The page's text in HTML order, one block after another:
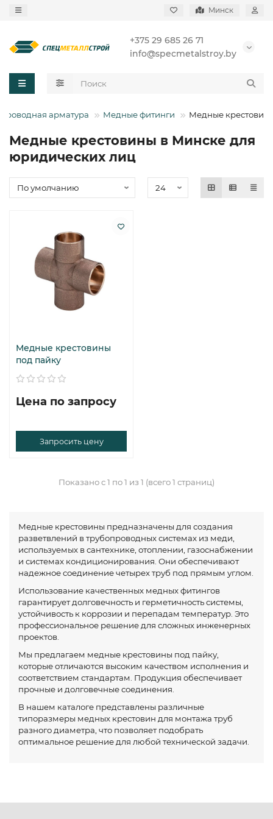
Минск
+375 29 685 26 71
info@specmetalstroy.by
арматура Медные фитинги Медные
Медные крестовины в Минске для
юридических лиц
Медные крестовины
под пайку
Цена по запросу
Запросить цену
Показано с 1 по 1 из 1 (всего 1 страниц)
Медные крестовины предназначены для создания
разветвлений в трубопроводных системах из меди,
используемых в сантехнике, отоплении, газоснабжении
и системах кондиционирования. Они обеспечивают
надежное соединение четырех труб под прямым углом.
Использование качественных медных фитингов
гарантирует долговечность и герметичность системы,
устойчивость к коррозии и перепадам температур. Это
профессиональное решение для сложных инженерных
проектов.
Мы предлагаем медные крестовины под пайку,
которые отличаются высоким качеством исполнения и
соответствием стандартам. Продукция обеспечивает
прочные и долговечные соединения.
В нашем каталоге представлены различные
типоразмеры медных крестовин для монтажа труб
разного диаметра, что позволяет подобрать
оптимальное решение для любой технической задачи.